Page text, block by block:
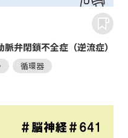
弁閉鎖不全症（逆流症）
循環器